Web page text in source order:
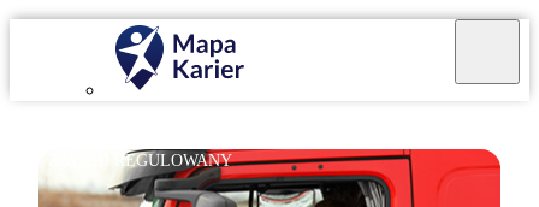
ZAWÓD REGULOWANY